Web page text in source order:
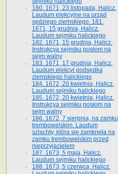
180. 1671, 23 listopada, Halicz.
Laudum elekcyjne na urząd
sędziego ziemskiego. 181.
1671, 15 grudnia, Halicz.
Laudum sejmiku halickiego
182. 1671, 15 grudnia, Halicz.
Instrukcya sejmiku posłom na
sejm walny
183. 1671, 17 grudnia, Halicz.
Laudum elekcyi podsędka
ziemskiego halickiego
184. 1672, 20 kwietnia, Halicz.
Laudum sejmiku halickiego
185. 1672, 20 kwietnia, Halicz.
Instrukcya sejmiku posłom na
sejm walny
186. 1672, 7 sierpnia, na zamku
trembowelskim. Laudum
szlachty, która się zamknęła na
zamku trembowelskim przed
nieprzyjacielem
187. 1673, 5 maja, Halicz.
Laudum sejmiku halickiego
188. 1673, 5 czerwca, Halicz.